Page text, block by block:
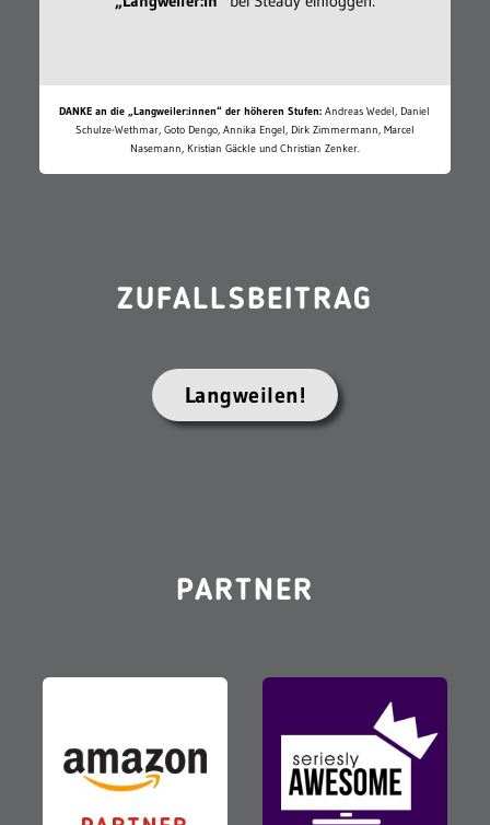
DANKE an die „Langweiler:innen“ der höheren Stufen: Andreas Wedel, Daniel
Schulze-Wethmar, Goto Dengo, Annika Engel, Dirk Zimmermann, Marcel
Nasemann, Kristian Gäckle und Christian Zenker.
ZUFALLSBEITRAG
Langweilen!
PARTNER